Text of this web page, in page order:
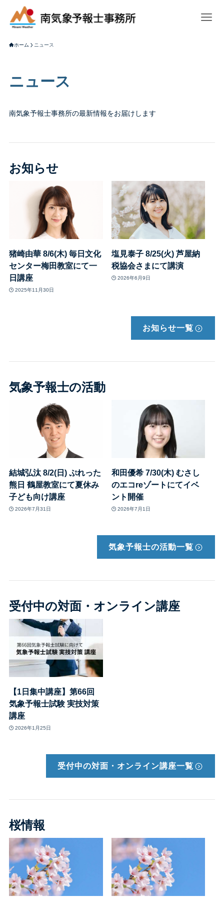
ホーム ニュース
ニュース
南気象予報士事務所の最新情報をお届けします
お知らせ
猪崎由華 8/6(木) 毎日文化
センター梅田教室にて一
日講座
2025年11月30日
塩見泰子 8/25(火) 芦屋納
税協会さまにて講演
2026年6月9日
お知らせ一覧
気象予報士の活動
結城弘汰 8/2(日) ぷれった
熊日 鶴屋教室にて夏休み
子ども向け講座
2026年7月31日
和田優希 7/30(木) むさし
のエコreゾートにてイベ
ント開催
2026年7月1日
気象予報士の活動一覧
受付中の対面・オンライン講座
【1日集中講座】第66回
気象予報士試験 実技対策
講座
2026年1月25日
受付中の対面・オンライン講座一覧
桜情報